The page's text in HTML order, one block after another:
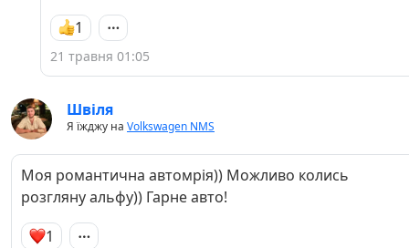
1
21 травня 01:05
Швіля
Я їжджу на Volkswagen NMS
Моя романтична автомрія)) Можливо колись
розгляну альфу)) Гарне авто!
1